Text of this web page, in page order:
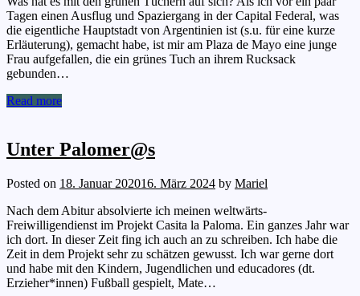
Tagen einen Ausflug und Spaziergang in der Capital Federal, was
die eigentliche Hauptstadt von Argentinien ist (s.u. für eine kurze
Erläuterung), gemacht habe, ist mir am Plaza de Mayo eine junge
Frau aufgefallen, die ein grünes Tuch an ihrem Rucksack
gebunden…
Read more
Unter Palomer@s
Posted on 18. Januar 202016. März 2024 by Mariel
Nach dem Abitur absolvierte ich meinen weltwärts-
Freiwilligendienst im Projekt Casita la Paloma. Ein ganzes Jahr war
ich dort. In dieser Zeit fing ich auch an zu schreiben. Ich habe die
Zeit in dem Projekt sehr zu schätzen gewusst. Ich war gerne dort
und habe mit den Kindern, Jugendlichen und educadores (dt.
Erzieher*innen) Fußball gespielt, Mate…